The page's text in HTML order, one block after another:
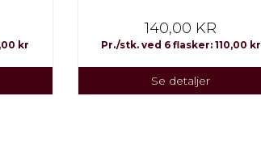
kr
140,00 KR
Pr./stk. ved 6 flasker: 110,00 kr
Se detaljer